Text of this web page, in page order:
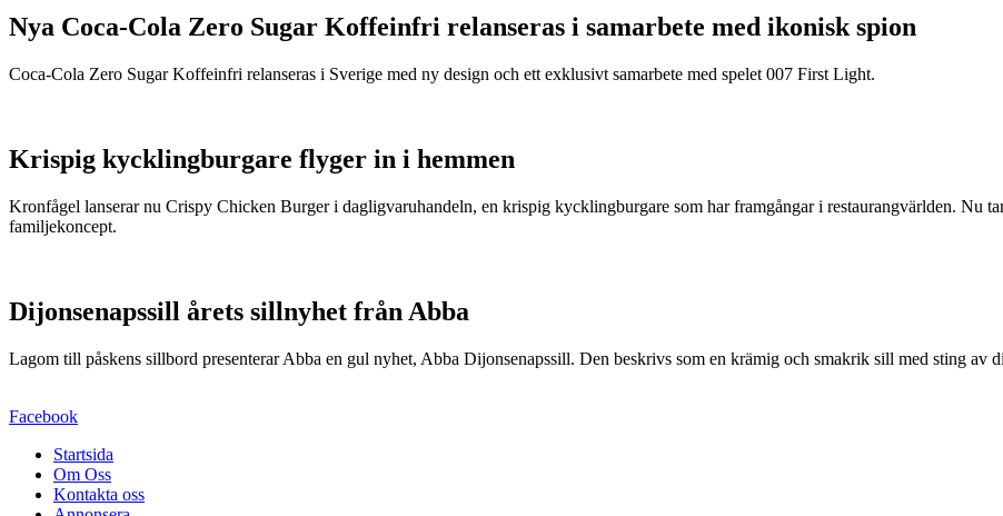
Nya Coca-Cola Zero Sugar Koffeinfri relanseras i samarbete med ikonisk spion
Coca-Cola Zero Sugar Koffeinfri relanseras i Sverige med ny design och ett exklusivt samarbete med spelet 007 First Light.
Krispig kycklingburgare flyger in i hemmen
Kronfågel lanserar nu Crispy Chicken Burger i dagligvaruhandeln, en krispig kycklingburgare som har framgångar i restaurangvärlden. Nu
familjekoncept.
Dijonsenapssill årets sillnyhet från Abba
Lagom till påskens sillbord presenterar Abba en gul nyhet, Abba Dijonsenapssill. Den beskrivs som en krämig och smakrik sill med sting av
Facebook
Startsida
Om Oss
Kontakta oss